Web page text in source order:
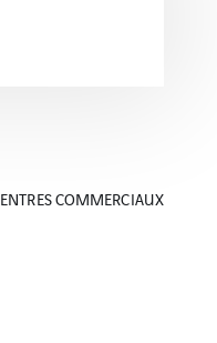
COMMERCIAUX